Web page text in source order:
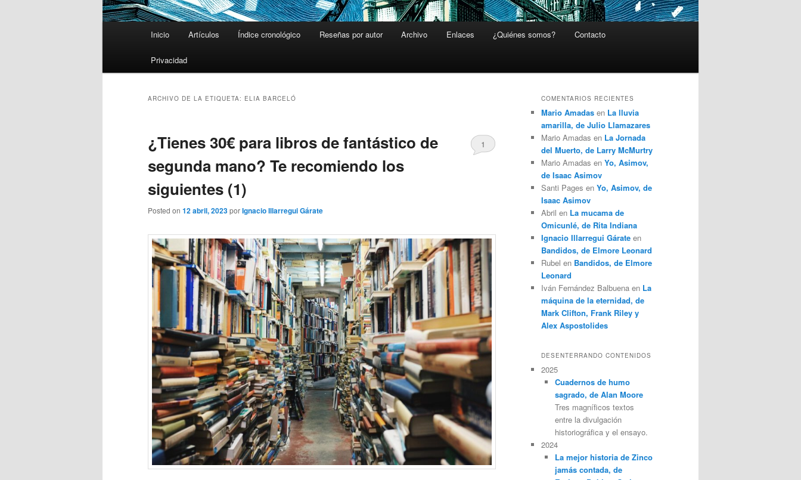
Inicio Artículos Índice cronológico Reseñas por autor Archivo Enlaces ¿Quiénes somos? Contacto
Privacidad
ARCHIVO DE LA ETIQUETA: ELIA BARCELÓ
¿Tienes 30€ para libros de fantástico de
segunda mano? Te recomiendo los
siguientes (1)
Posted on 12 abril, 2023porIgnacio Illarregui Gárate
1
COMENTARIOS RECIENTES
Mario Amadas en La lluvia
amarilla, de Julio Llamazares
Mario Amadas en La Jornada
del Muerto, de Larry McMurtry
Mario Amadas en Yo, Asimov,
de Isaac Asimov
Santi Pages en Yo, Asimov, de
Isaac Asimov
Abril en La mucama de
Omicunlé, de Rita Indiana
Ignacio Illarregui Gárate en
Bandidos, de Elmore Leonard
Rubel en Bandidos, de Elmore
Leonard
Iván Fernández Balbuena en La
máquina de la eternidad, de
Mark Clifton, Frank Riley y
Alex Aspostolides
DESENTERRANDO CONTENIDOS
2025
Cuadernos de humo
sagrado, de Alan Moore
Tres magníficos textos
entre la divulgación
historiográfica y el ensayo.
2024
La mejor historia de Zinco
jamás contada, de